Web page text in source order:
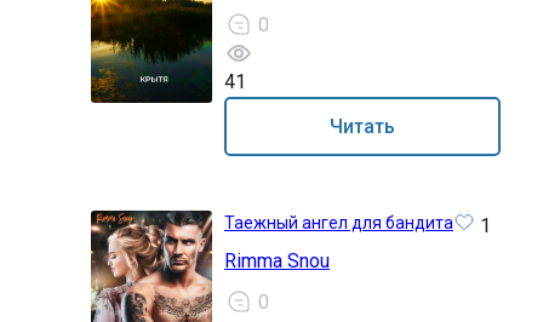
0
41
Читать
Таежный ангел для бандита
1
Rimma Snou
0